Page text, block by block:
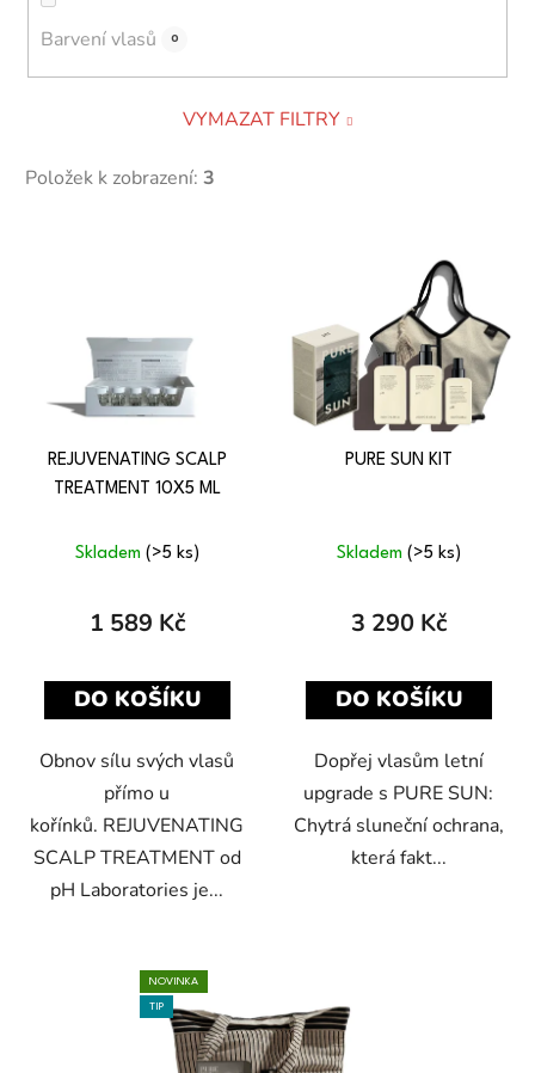
Barvení vlasů 0
VYMAZAT FILTRY
Položek k zobrazení: 3
REJUVENATING SCALP
TREATMENT 10X5 ML
Skladem (>5 ks)
1 589 Kč
DO KOŠÍKU
Obnov sílu svých vlasů
přímo u
kořínků. REJUVENATING
SCALP TREATMENT od
pH Laboratories je...
PURE SUN KIT
Skladem (>5 ks)
3 290 Kč
DO KOŠÍKU
Dopřej vlasům letní
upgrade s PURE SUN:
Chytrá sluneční ochrana,
která fakt...
NOVINKA
TIP